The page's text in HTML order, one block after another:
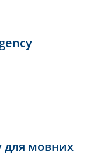
для мовних